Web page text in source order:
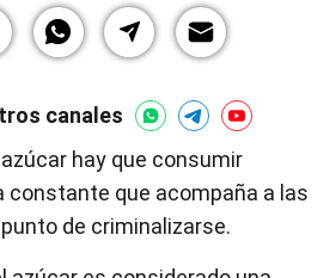
canales
hay que consumir
constante que acompaña a las
de criminalizarse.